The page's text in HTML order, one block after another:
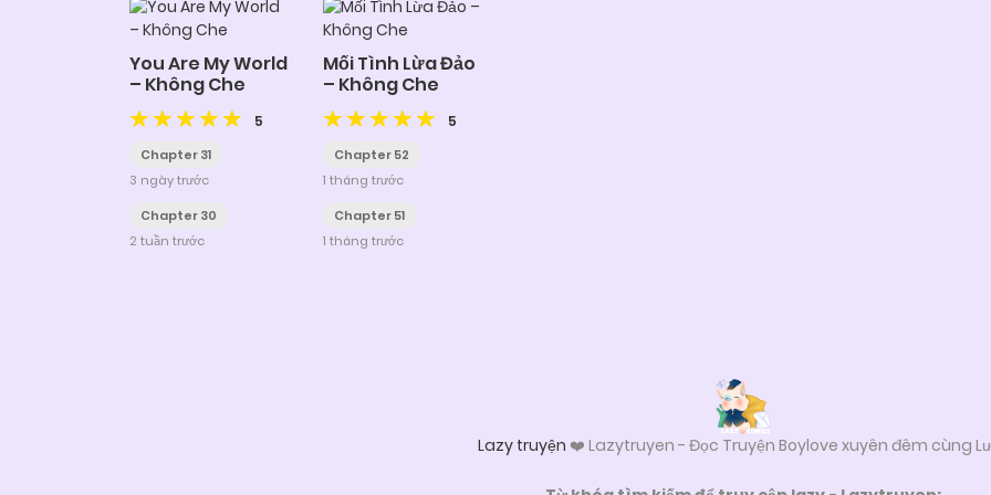
You Are My World
– Không Che
5
Chapter 31
3 ngày trước
Chapter 30
2 tuần trước
Mối Tình Lừa Đảo
– Không Che
5
Chapter 52
1 tháng trước
Chapter 51
1 tháng trước
Lazy truyện ❤️ Lazytruyen - Đọc Truyện Boylove xuyên đêm cùng